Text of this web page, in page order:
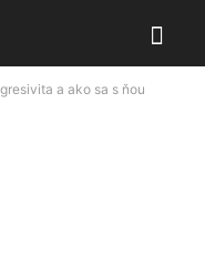
a ako sa s ňou